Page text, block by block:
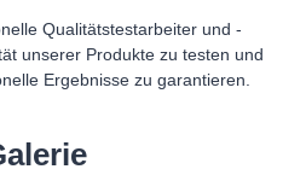
Qualitätstestarbeiter und -
unserer Produkte zu testen und
Ergebnisse zu garantieren.